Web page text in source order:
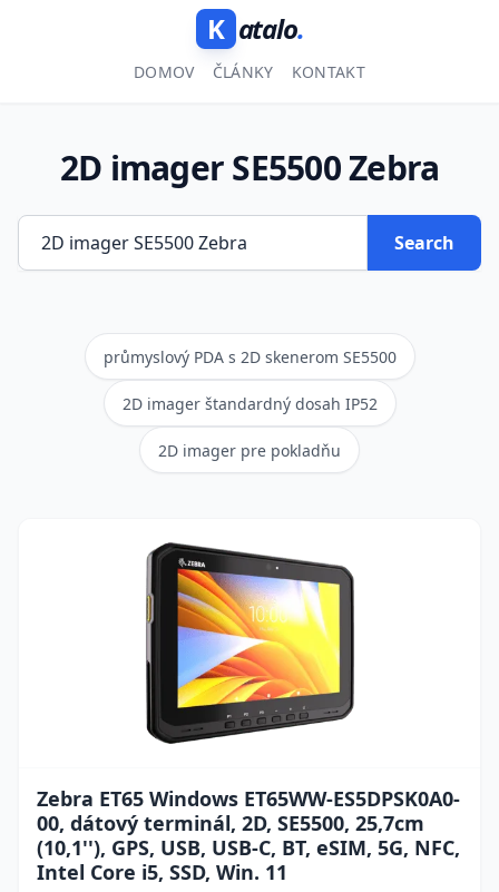
K atalo.
DOMOV ČLÁNKY KONTAKT
2D imager SE5500 Zebra
Search
průmyslový PDA s 2D skenerom SE5500
2D imager štandardný dosah IP52
2D imager pre pokladňu
Zebra ET65 Windows ET65WW-ES5DPSK0A0-
00, dátový terminál, 2D, SE5500, 25,7cm
(10,1''), GPS, USB, USB-C, BT, eSIM, 5G, NFC,
Intel Core i5, SSD, Win. 11